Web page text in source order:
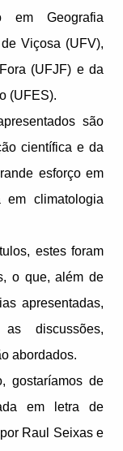
em Geografia
Viçosa (UFV),
(UFJF) e da
(UFES).
são
científica e da
esforço em
climatologia
estes foram
o que, além de
apresentadas,
discussões,
abordados.
gostaríamos de
em letra de
Raul Seixas e